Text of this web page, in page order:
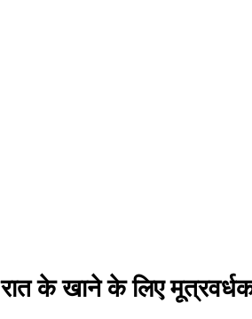
रात के खाने के लिए